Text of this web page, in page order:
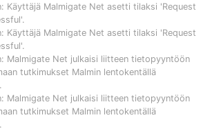
: Käyttäjä Malmigate Net asetti tilaksi 'Request
: Käyttäjä Malmigate Net asetti tilaksi 'Request
: Malmigate Net julkaisi liitteen tietopyyntöön
tutkimukset Malmin lentokentällä
.
: Malmigate Net julkaisi liitteen tietopyyntöön
tutkimukset Malmin lentokentällä
.